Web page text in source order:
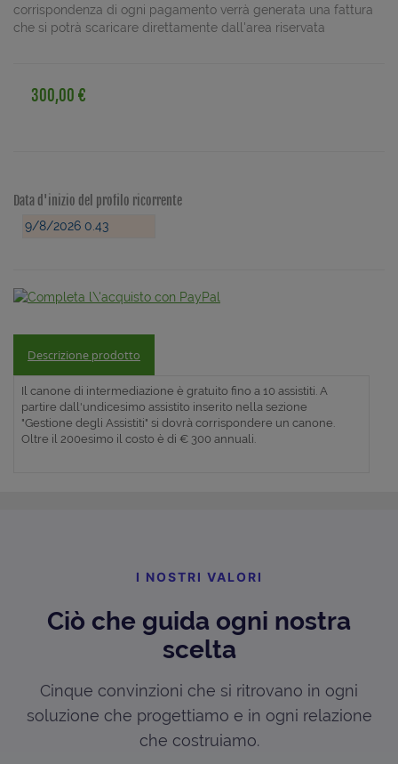
corrispondenza di ogni pagamento verrà generata una fattura
che si potrà scaricare direttamente dall'area riservata
300,00 €
Data d'inizio del profilo ricorrente
Descrizione prodotto
Il canone di intermediazione è gratuito fino a 10 assistiti. A
partire dall'undicesimo assistito inserito nella sezione
"Gestione degli Assistiti" si dovrà corrispondere un canone.
Oltre il 200esimo il costo è di € 300 annuali.
I NOSTRI VALORI
Ciò che guida ogni nostra
scelta
Cinque convinzioni che si ritrovano in ogni
soluzione che progettiamo e in ogni relazione
che costruiamo.